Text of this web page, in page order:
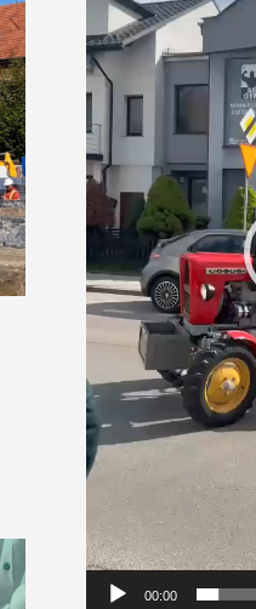
00:00